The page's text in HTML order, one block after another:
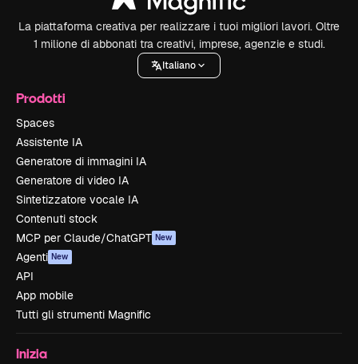
La piattaforma creativa per realizzare i tuoi migliori lavori. Oltre
1 milione di abbonati tra creativi, imprese, agenzie e studi.
Italiano
Prodotti
Spaces
Assistente IA
Generatore di immagini IA
Generatore di video IA
Sintetizzatore vocale IA
Contenuti stock
MCP per Claude/ChatGPT New
Agenti New
API
App mobile
Tutti gli strumenti Magnific
Inizia